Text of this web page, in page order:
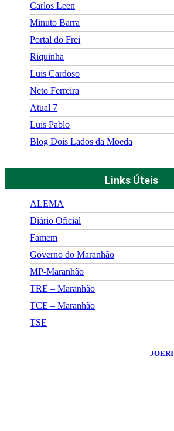
Carlos Leen
Minuto Barra
Portal do Frei
Riquinha
Luís Cardoso
Neto Ferreira
Atual 7
Luís Pablo
Blog Dois Lados da Moeda
Links Úteis
ALEMA
Diário Oficial
Famem
Governo do Maranhão
MP-Maranhão
TRE – Maranhão
TCE – Maranhão
TSE
JOERI